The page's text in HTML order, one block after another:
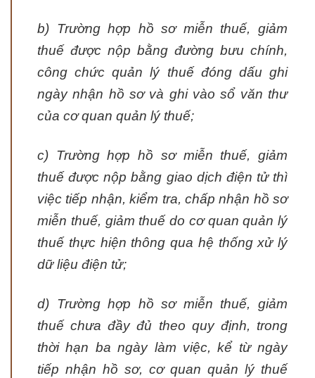
b) Trường hợp hồ sơ miễn thuế, giảm
thuế được nộp bằng đường bưu chính,
công chức quản lý thuế đóng dấu ghi
ngày nhận hồ sơ và ghi vào sổ văn thư
của cơ quan quản lý thuế;
c) Trường hợp hồ sơ miễn thuế, giảm
thuế được nộp bằng giao dịch điện tử thì
việc tiếp nhận, kiểm tra, chấp nhận hồ sơ
miễn thuế, giảm thuế do cơ quan quản lý
thuế thực hiện thông qua hệ thống xử lý
dữ liệu điện tử;
d) Trường hợp hồ sơ miễn thuế, giảm
thuế chưa đầy đủ theo quy định, trong
thời hạn ba ngày làm việc, kể từ ngày
tiếp nhận hồ sơ, cơ quan quản lý thuế